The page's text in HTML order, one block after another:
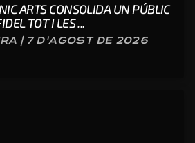
ARTS CONSOLIDA UN PÚBLIC
TOT I LES ...
| 7 D'AGOST DE 2026